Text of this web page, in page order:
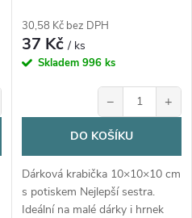
30,58 Kč bez DPH
37 Kč/ ks
Skladem 996 ks
− +
DO KOŠÍKU
Dárková krabička 10×10×10 cm
s potiskem Nejlepší sestra.
Ideální na malé dárky i hrnek